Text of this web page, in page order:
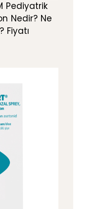
Pediyatrik
Nedir? Ne
Fiyatı